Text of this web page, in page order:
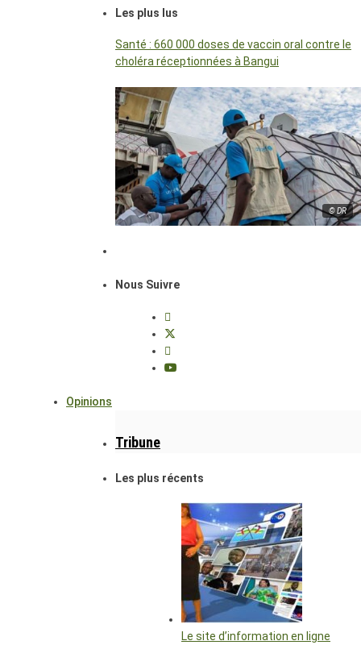
Les plus lus
Santé : 660 000 doses de vaccin oral contre le
choléra réceptionnées à Bangui
© DR
Nous Suivre
Opinions
Tribune
Les plus récents
Le site d’information en ligne